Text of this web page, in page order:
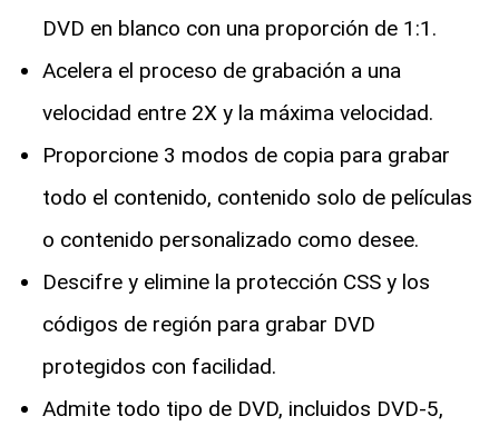
DVD en blanco con una proporción de 1:1.
Acelera el proceso de grabación a una
velocidad entre 2X y la máxima velocidad.
Proporcione 3 modos de copia para grabar
todo el contenido, contenido solo de películas
o contenido personalizado como desee.
Descifre y elimine la protección CSS y los
códigos de región para grabar DVD
protegidos con facilidad.
Admite todo tipo de DVD, incluidos DVD-5,